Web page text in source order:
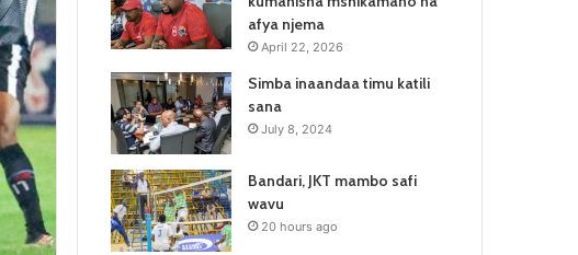
afya njema
April 22, 2026
Simba inaandaa timu katili
sana
July 8, 2024
Bandari, JKT mambo safi
wavu
20 hours ago